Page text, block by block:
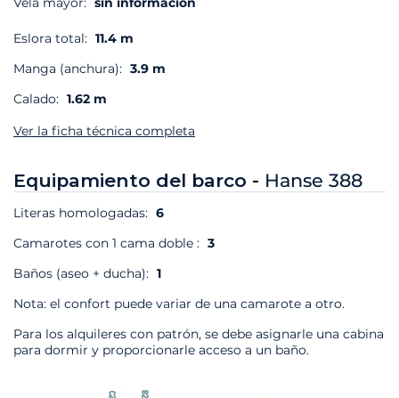
Eslora total: 11.4 m
Manga (anchura): 3.9 m
Calado: 1.62 m
Ver la ficha técnica completa
Equipamiento del barco - Hanse 388
Literas homologadas: 6
Camarotes con 1 cama doble : 3
Baños (aseo + ducha): 1
Nota: el confort puede variar de una camarote a otro.
Para los alquileres con patrón, se debe asignarle una cabina
para dormir y proporcionarle acceso a un baño.